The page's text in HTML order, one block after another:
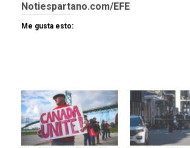
Notiespartano.com/EFE
Me gusta esto: